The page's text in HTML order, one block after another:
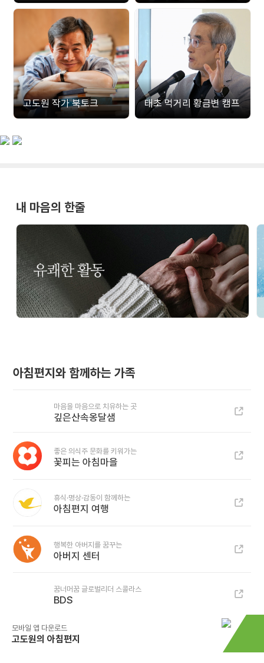
고도원 작가 북토크 태초 먹거리 황금변 캠프
내 마음의 한줄
아침편지와 함께하는 가족
마음을 마음으로 치유하는 곳
깊은산속옹달샘
좋은 의식주 문화를 키워가는
꽃피는 아침마을
휴식·명상·감동이 함께하는
아침편지 여행
행복한 아버지를 꿈꾸는
아버지 센터
꿈너머꿈 글로벌리더 스콜라스
BDS
모바일 앱 다운로드
고도원의 아침편지